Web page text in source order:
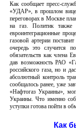
Как сообщает пресс-
«УДАР», в прошлом
переговорах в Москве
на газ. Политик также
евроинтеграционные
газовой артерии
очередь это случится
обязательств как члена
дав возможность РАО
российского газа, но и
абсолютный контроль
сообщалось ранее, уже
«Нафтогаз Украины»,
Украины. Что именно
уступки готова пойти в
Как